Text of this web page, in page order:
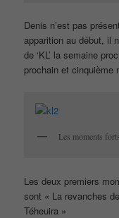
Denis n’est pas
apparition au début, il
de ‘KL’ la semaine
prochain et cinquième
Les moments forts
Les deux premiers
sont « La revanches
Téheuira »